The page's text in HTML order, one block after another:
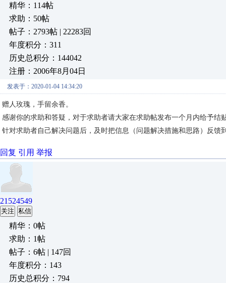
精华：114帖
求助：50帖
帖子：2793帖 | 22283回
年度积分：311
历史总积分：144042
注册：2006年8月04日
发表于：2020-01-04 14:34:20
赠人玫瑰，手留余香。
感谢你的求助和答疑，对于求助者请大家在求助帖发布一个月内给予结
针对求助者自己解决问题后，及时把信息（问题解决措施和思路）反馈
回复 引用 举报
21524549
关注 私信
精华：0帖
求助：1帖
帖子：6帖 | 147回
年度积分：143
历史总积分：794